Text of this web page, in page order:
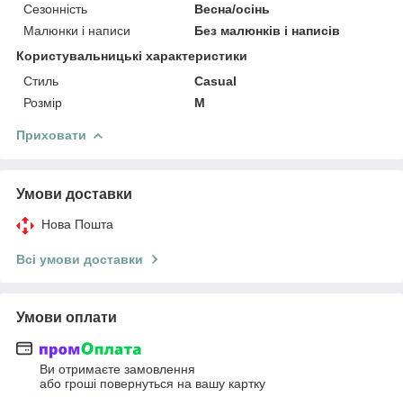
Сезонність
Весна/осінь
Малюнки і написи
Без малюнків і написів
Користувальницькі характеристики
Стиль
Casual
Розмір
M
Приховати
Умови доставки
Нова Пошта
Всі умови доставки
Умови оплати
Ви отримаєте замовлення
або гроші повернуться на вашу картку